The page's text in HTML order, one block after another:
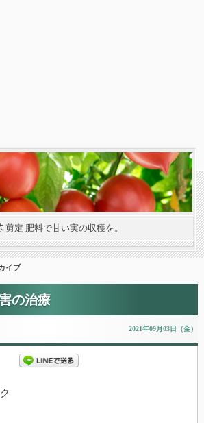
剪定 肥料で甘い実の収穫を。
イブ
の治療
2021年09月03日（金）